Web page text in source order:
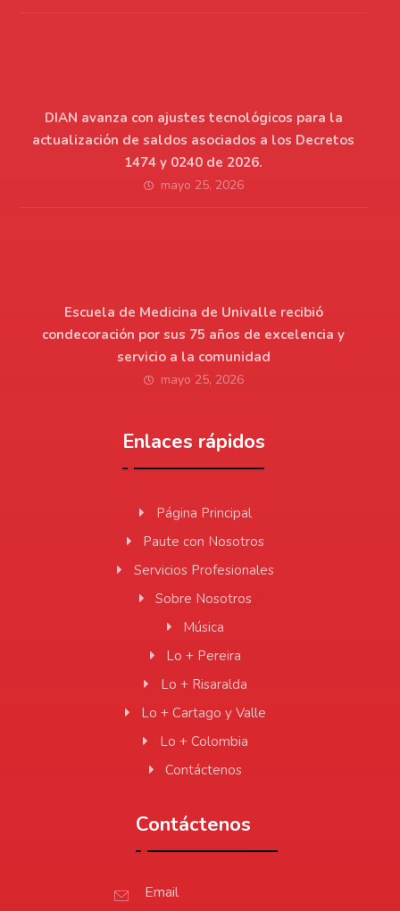
DIAN avanza con ajustes tecnológicos para la
actualización de saldos asociados a los Decretos
1474 y 0240 de 2026.
mayo 25, 2026
Escuela de Medicina de Univalle recibió
condecoración por sus 75 años de excelencia y
servicio a la comunidad
mayo 25, 2026
Enlaces rápidos
Página Principal
Paute con Nosotros
Servicios Profesionales
Sobre Nosotros
Música
Lo + Pereira
Lo + Risaralda
Lo + Cartago y Valle
Lo + Colombia
Contáctenos
Contáctenos
Email